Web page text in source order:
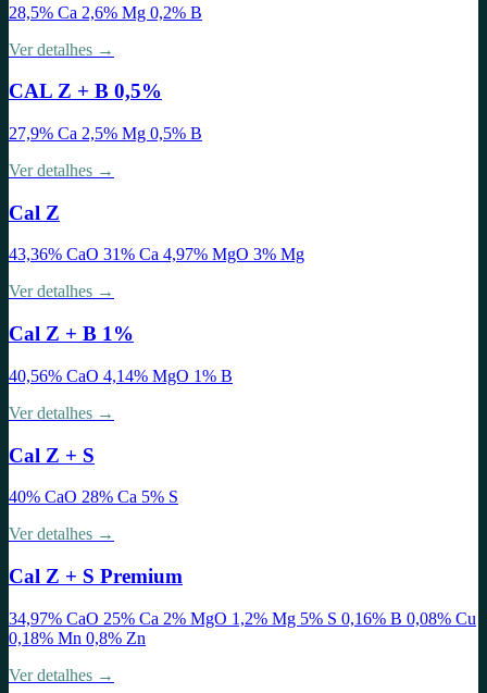
28,5% Ca 2,6% Mg 0,2% B
Ver detalhes →
CAL Z + B 0,5%
27,9% Ca 2,5% Mg 0,5% B
Ver detalhes →
Cal Z
43,36% CaO 31% Ca 4,97% MgO 3% Mg
Ver detalhes →
Cal Z + B 1%
40,56% CaO 4,14% MgO 1% B
Ver detalhes →
Cal Z + S
40% CaO 28% Ca 5% S
Ver detalhes →
Cal Z + S Premium
34,97% CaO 25% Ca 2% MgO 1,2% Mg 5% S 0,16% B 0,08% Cu
0,18% Mn 0,8% Zn
Ver detalhes →